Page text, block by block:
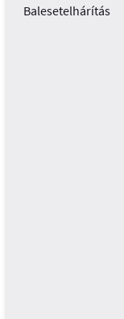
Balesetelhárítás